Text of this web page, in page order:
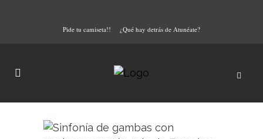
Pide tu camiseta!! ¿Qué hay detrás de Atunéate?